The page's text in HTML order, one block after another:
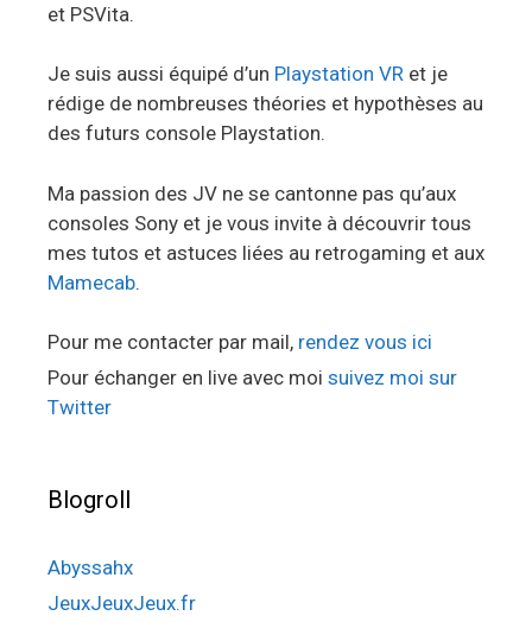
et PSVita.
Je suis aussi équipé d’un Playstation VR et je
rédige de nombreuses théories et hypothèses au
des futurs console Playstation.
Ma passion des JV ne se cantonne pas qu’aux
consoles Sony et je vous invite à découvrir tous
mes tutos et astuces liées au retrogaming et aux
Mamecab.
Pour me contacter par mail, rendez vous ici
Pour échanger en live avec moi suivez moi sur
Twitter
Blogroll
Abyssahx
JeuxJeuxJeux.fr